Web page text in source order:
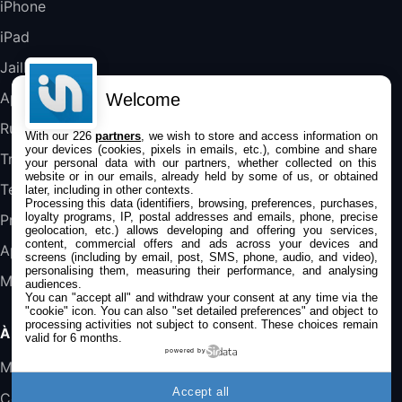
357,4€
Jeu FIFA 20 sur PC (code à télécharger)
45,98€57,99€Rue Du Commerce (Vendeur Tiers)
iPhone
iPad
Jailbreak
Applications
Rumeurs
Trucs & astuces
Tests
Promos
Apple
Mac
À PROPOS
Mentions légales
Confidentialité
Welcome
With our 226partners , we wish to store and access information on
your devices (cookies, pixels in emails, etc.), combine and share
your personal data with our partners, whether collected on this
website or in our emails, already held by some of us, or obtained
later, including in other contexts.
Processing this data (identifiers, browsing, preferences, purchases,
loyalty programs, IP, postal addresses and emails, phone, precise
geolocation, etc.) allows developing and offering you services,
content, commercial offers and ads across your devices and
screens (including by email, post, SMS, phone, audio, and video),
personalising them, measuring their performance, and analysing
audiences.
You can "accept all" and withdraw your consent at any time via the
"cookie" icon. You can also "set detailed preferences" and object to
processing activities not subject to consent. These choices remain
valid for 6 months.
powered by
Accept all